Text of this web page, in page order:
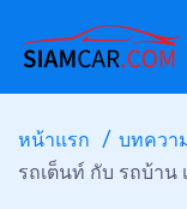
หน้าแรก บทควา
รถเต็นท์ กับ รถบ้าน